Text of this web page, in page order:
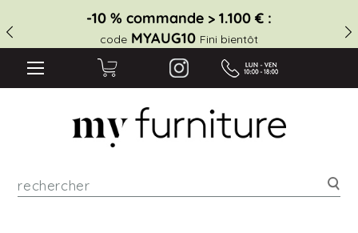
-10 % commande > 1.100 € :
code MYAUG10 Fini bientôt